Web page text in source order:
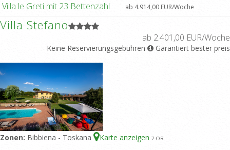
Villa le Greti mit 23 Bettenzahl ab 4.914,00 EUR/Woche
Villa Stefano
ab 2.401,00 EUR/Woche
Keine Reservierungsgebühren Garantiert bester preis
Zonen: Bibbiena - Toskana Karte anzeigen 7-OR